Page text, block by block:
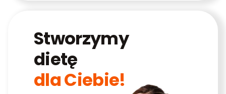
Stworzymy
dietę
dla Ciebie!